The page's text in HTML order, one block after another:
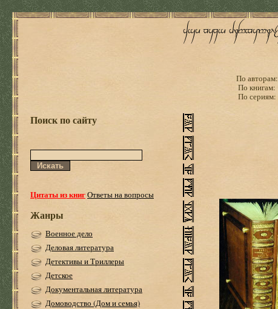
По авторам:
По книгам:
По сериям:
Поиск по сайту
Цитаты из книгОтветы на вопросы
Жанры
Военное дело
Деловая литература
Детективы и Триллеры
Детское
Документальная литература
Домоводство (Дом и семья)